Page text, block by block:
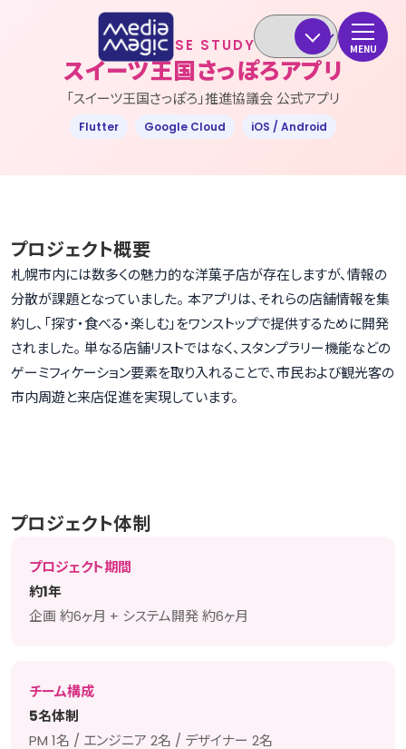
MENU
CASE STUDY
スイーツ王国さっぽろアプリ
「スイーツ王国さっぽろ」推進協議会 公式アプリ
Flutter Google Cloud iOS / Android
プロジェクト概要
札幌市内には数多くの魅力的な洋菓子店が存在しますが、情報の
分散が課題となっていました。 本アプリは、それらの店舗情報を集
約し、「探す・食べる・楽しむ」をワンストップで提供するために開発
されました。 単なる店舗リストではなく、スタンプラリー機能などの
ゲーミフィケーション要素を取り入れることで、市民および観光客の
市内周遊と来店促進を実現しています。
プロジェクト体制
プロジェクト期間
約1年
企画 約6ヶ月 + システム開発 約6ヶ月
チーム構成
5名体制
PM 1名 / エンジニア 2名 / デザイナー 2名